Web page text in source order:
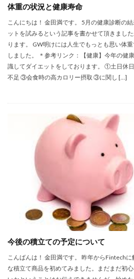
体重の状況と健康寿命
こんにちは！ 金田満です。 5月の健康診断の
ットを試みるという記事を書かせて頂きまし
ります。 GW明けには人生でもっとも思い体
しました。 ＊参考リンク：【健康】今年の健
識してダイエットをしております。 ①土日休
不足 ③会食時の高カロリー摂取 ③に関し […]
今後の積立ての予定について
こんばんは！ 金田満です。 昨年からFintech
な積立て商品を初めてみました。まだまだ初